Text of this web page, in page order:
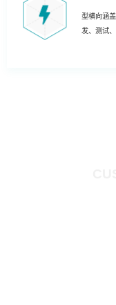
型横向涵
发、测试